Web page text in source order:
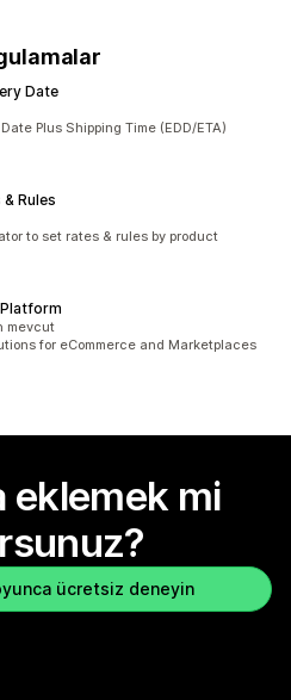
Date
Plus Shipping Time (EDD/ETA)
Rules
to set rates & rules by product
mevcut
for eCommerce and Marketplaces
eklemek mi
ücretsiz deneyin